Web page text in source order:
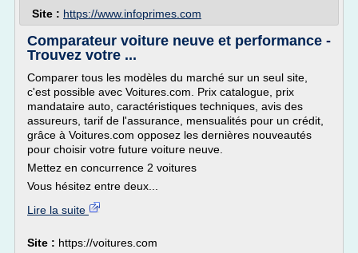
Site : https://www.infoprimes.com
Comparateur voiture neuve et performance -
Trouvez votre ...
Comparer tous les modèles du marché sur un seul site,
c'est possible avec Voitures.com. Prix catalogue, prix
mandataire auto, caractéristiques techniques, avis des
assureurs, tarif de l'assurance, mensualités pour un crédit,
grâce à Voitures.com opposez les dernières nouveautés
pour choisir votre future voiture neuve.
Mettez en concurrence 2 voitures
Vous hésitez entre deux...
Lire la suite
Site : https://voitures.com